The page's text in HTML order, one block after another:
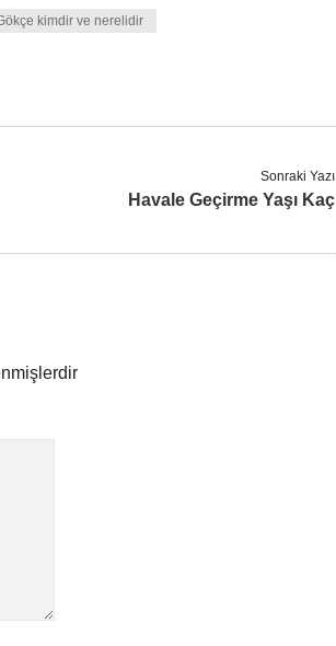
kimdir ve nerelidir
Sonraki Yazı
Havale Geçirme Yaşı Kaç